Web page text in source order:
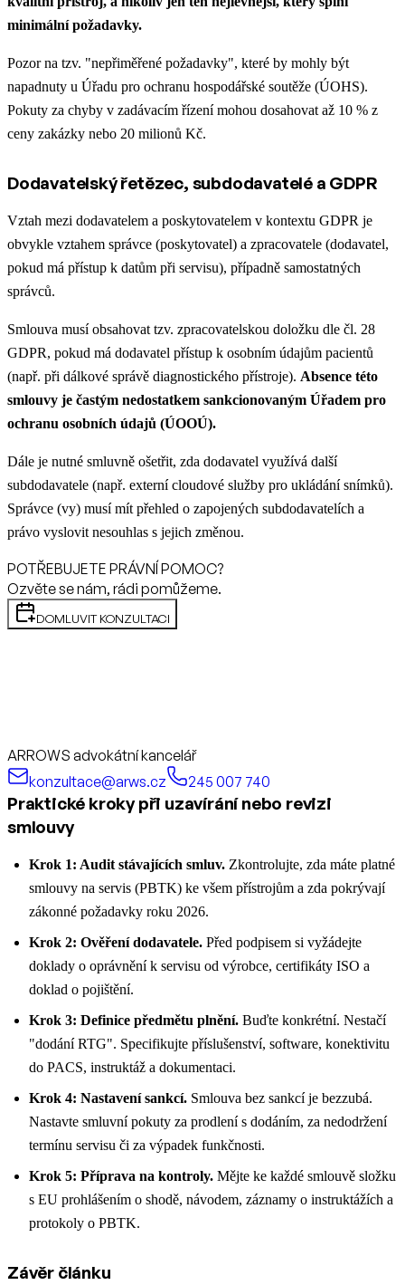
minimální požadavky.
Pozor na tzv. "nepřiměřené požadavky", které by mohly být
napadnuty u Úřadu pro ochranu hospodářské soutěže (ÚOHS).
Pokuty za chyby v zadávacím řízení mohou dosahovat až 10 % z
ceny zakázky nebo 20 milionů Kč.
Dodavatelský řetězec, subdodavatelé a GDPR
Vztah mezi dodavatelem a poskytovatelem v kontextu GDPR je
obvykle vztahem správce (poskytovatel) a zpracovatele (dodavatel,
pokud má přístup k datům při servisu), případně samostatných
správců.
Smlouva musí obsahovat tzv. zpracovatelskou doložku dle čl. 28
GDPR, pokud má dodavatel přístup k osobním údajům pacientů
(např. při dálkové správě diagnostického přístroje). Absence této
smlouvy je častým nedostatkem sankcionovaným Úřadem pro
ochranu osobních údajů (ÚOOÚ).
Dále je nutné smluvně ošetřit, zda dodavatel využívá další
subdodavatele (např. externí cloudové služby pro ukládání snímků).
Správce (vy) musí mít přehled o zapojených subdodavatelích a
právo vyslovit nesouhlas s jejich změnou.
POTŘEBUJETE PRÁVNÍ POMOC?
Ozvěte se nám, rádi pomůžeme.
DOMLUVIT KONZULTACI
ARROWS advokátní kancelář
konzultace@arws.cz
245 007 740
Praktické kroky při uzavírání nebo revizi
smlouvy
Krok 1: Audit stávajících smluv. Zkontrolujte, zda máte platné
smlouvy na servis (PBTK) ke všem přístrojům a zda pokrývají
zákonné požadavky roku 2026.
Krok 2: Ověření dodavatele. Před podpisem si vyžádejte
doklady o oprávnění k servisu od výrobce, certifikáty ISO a
doklad o pojištění.
Krok 3: Definice předmětu plnění. Buďte konkrétní. Nestačí
"dodání RTG". Specifikujte příslušenství, software, konektivitu
do PACS, instruktáž a dokumentaci.
Krok 4: Nastavení sankcí. Smlouva bez sankcí je bezzubá.
Nastavte smluvní pokuty za prodlení s dodáním, za nedodržení
termínu servisu či za výpadek funkčnosti.
Krok 5: Příprava na kontroly. Mějte ke každé smlouvě složku
s EU prohlášením o shodě, návodem, záznamy o instruktážích a
protokoly o PBTK.
Závěr článku